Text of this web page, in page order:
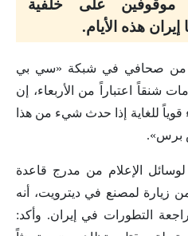
موقوفين على خلفية
هذه الأيام.
من صحافي في شبكة «سي بي
شنقاً اعتباراً من الأربعاء، إن
قوياً للغاية إذا حدث شيء من هذا
برس».
الإعلام من مدرج قاعدة
زيارة لمصنع في ديترويت، أنه
التطورات في إيران. وأكد: